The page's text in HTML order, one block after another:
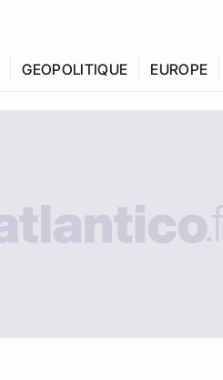
GEOPOLITIQUE EUROPE